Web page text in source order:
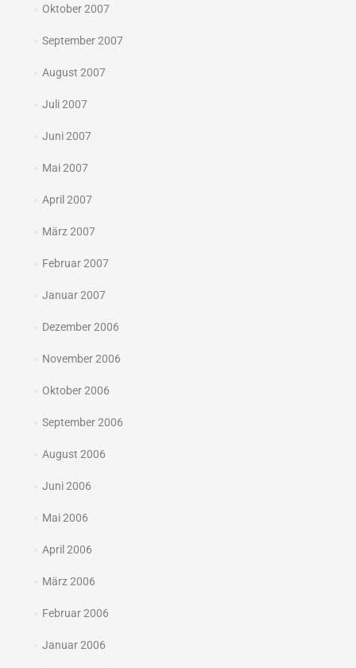
Oktober 2007
September 2007
August 2007
Juli 2007
Juni 2007
Mai 2007
April 2007
März 2007
Februar 2007
Januar 2007
Dezember 2006
November 2006
Oktober 2006
September 2006
August 2006
Juni 2006
Mai 2006
April 2006
März 2006
Februar 2006
Januar 2006